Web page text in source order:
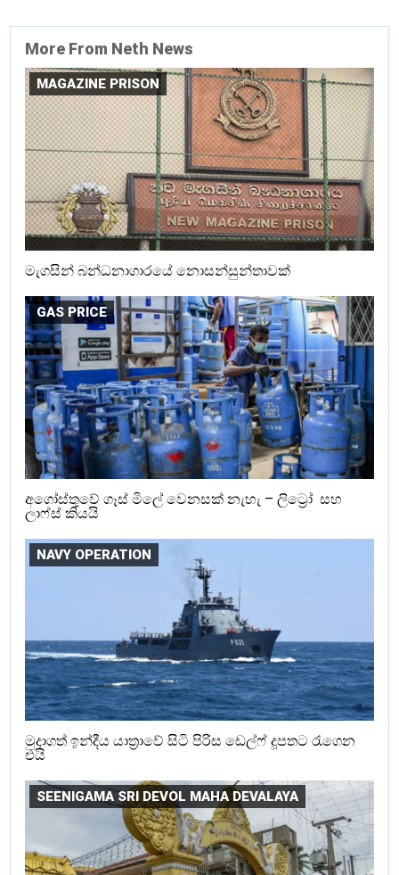
More From Neth News
MAGAZINE PRISON
මැගසින් බන්ධනාගාරයේ නොසන්සුන්තාවක්
GAS PRICE
අගෝස්තුවේ ගෑස් මිලේ වෙනසක් නැහැ – ලිට්‍රෝ සහ
ලාෆ්ස් කියයි
NAVY OPERATION
මුදාගත් ඉන්දීය යාත්‍රාවේ සිටි පිරිස ඩෙල්ෆ් දූපතට රැගෙන
එයි
SEENIGAMA SRI DEVOL MAHA DEVALAYA